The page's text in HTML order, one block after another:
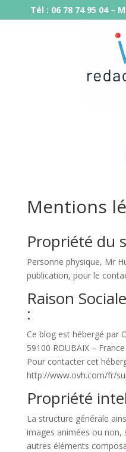
Tél : 06 78 74 95 04 –
Mentions
Propriété du
Personne physique, Mr
publication, pour le
Raison
:
Ce blog est hébergé par
59100 ROUBAIX – France
Pour contacter cet
http://www.ovh.com/fr/
Propriété
La structure générale
images animées ou
autres éléments